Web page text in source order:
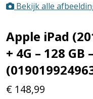
Bekijk alle
Apple iPad
+ 4G – 128 GB
€ 148,99